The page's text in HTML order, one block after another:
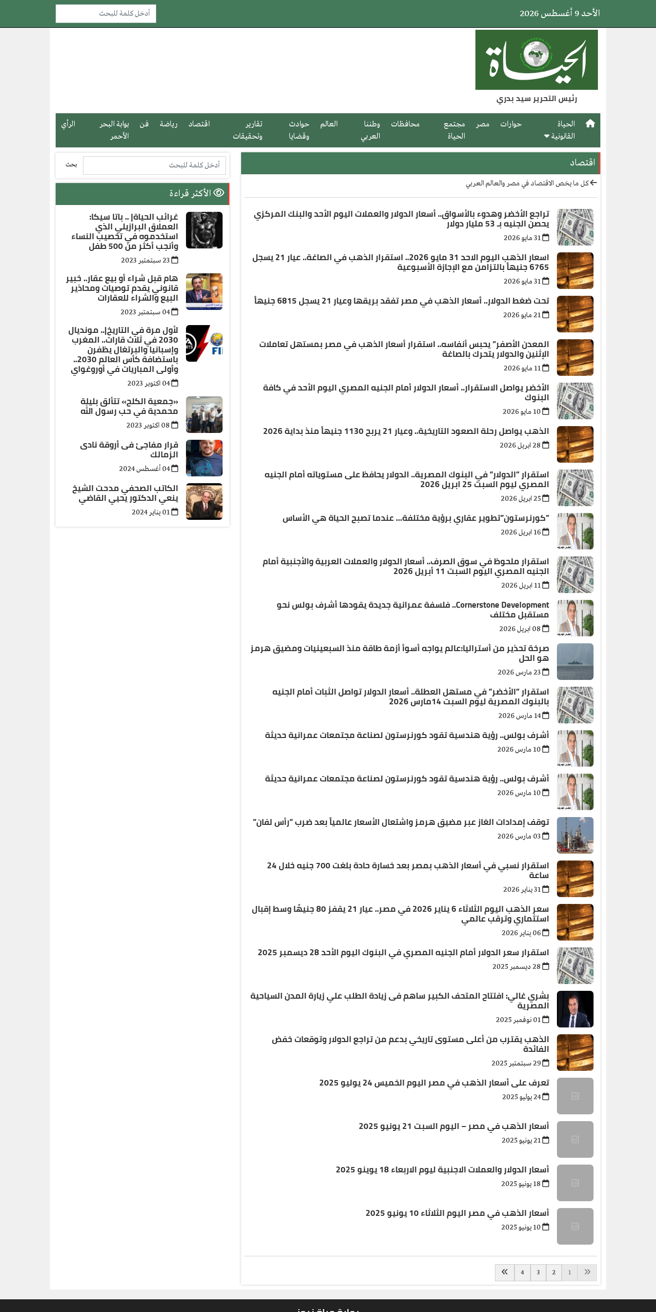
الأحد 9 أغسطس 2026
رئيس التحرير سيد بدري
الحياة
القانونية
حوارات مصر
مجتمع
الحياة
محافظات
وطننا
العربي
العالم
حوادث
وقضايا
تقارير
وتحقيقات
اقتصاد رياضة فن
بوابة البحر
الأحمر
الرأي
اقتصاد
كل ما يخص الاقتصاد في مصر والعالم العربي
تراجع الأخضر وهدوء بالأسواق.. أسعار الدولار والعملات اليوم الأحد والبنك المركزي
يحصن الجنيه بـ 53 مليار دولار
اسعار الذهب اليوم الاحد 31 مايو 2026.. استقرار الذهب في الصاغة.. عيار 21 يسجل
6765 جنيهاً بالتزامن مع الإجازة الأسبوعية
تحت ضغط الدولار.. أسعار الذهب في مصر تفقد بريقها وعيار 21 يسجل 6815 جنيهاً
المعدن الأصفر” يحبس أنفاسه.. استقرار أسعار الذهب في مصر بمستهل تعاملات
الإثنين والدولار يتحرك بالصاغة
الأخضر يواصل الاستقرار.. أسعار الدولار أمام الجنيه المصري اليوم الأحد في كافة
البنوك
الذهب يواصل رحلة الصعود التاريخية.. وعيار 21 يربح 1130 جنيهاً منذ بداية 2026
استقرار ”الدولار” في البنوك المصرية.. الدولار يحافظ على مستوياته أمام الجنيه
المصري ليوم السبت 25 ابريل 2026
”كورنرستون”تطوير عقاري برؤية مختلفة… عندما تصبح الحياة هي الأساس
استقرار ملحوظ في سوق الصرف.. أسعار الدولار والعملات العربية والأجنبية أمام
الجنيه المصري اليوم السبت 11 أبريل 2026
Cornerstone Development.. فلسفة عمرانية جديدة يقودها أشرف بولس نحو
مستقبل مختلف
صرخة تحذير من أستراليا:عالم يواجه أسوأ أزمة طاقة منذ السبعينيات ومضيق هرمز
هو الحل
استقرار ”الأخضر” في مستهل العطلة.. أسعار الدولار تواصل الثبات أمام الجنيه
بالبنوك المصرية ليوم السبت 14مارس 2026
أشرف بولس.. رؤية هندسية تقود كورنرستون لصناعة مجتمعات عمرانية حديثة
أشرف بولس.. رؤية هندسية تقود كورنرستون لصناعة مجتمعات عمرانية حديثة
توقف إمدادات الغاز عبر مضيق هرمز واشتعال الأسعار عالمياً بعد ضرب ”رأس لفان”
استقرار نسبي في أسعار الذهب بمصر بعد خسارة حادة بلغت 700 جنيه خلال 24
ساعة
سعر الذهب اليوم الثلاثاء 6 يناير 2026 في مصر.. عيار 21 يقفز 80 جنيهًا وسط إقبال
استثماري وترقب عالمي
استقرار سعر الدولار أمام الجنيه المصري في البنوك اليوم الأحد 28 ديسمبر 2025
بشري غالي: افتتاح المتحف الكبير ساهم فى زيادة الطلب علي زيارة المدن السياحية
المصرية
الذهب يقترب من أعلى مستوى تاريخي بدعم من تراجع الدولار وتوقعات خفض
الفائدة
تعرف على أسعار الذهب في مصر اليوم الخميس 24 يوليو 2025
أسعار الذهب في مصر – اليوم السبت 21 يونيو 2025
أسعار الدولار والعملات الاجنبية ليوم الاربعاء 18 يوينو 2025
أسعار الذهب في مصر اليوم الثلاثاء 10 يونيو 2025
1
2
3
4
بحث
الأكثر قراءة
غرائب الحياة| .. باتا سيكا:
العملاق البرازيلي الذي
استخدموه في تخصيب النساء
وأنجب أكثر من 500 طفل
هام قبل شراء أو بيع عقار.. خبير
قانوني يقدم توصيات ومحاذير
البيع والشراء للعقارات
لأول مرة في التاريخ|.. مونديال
2030 في ثلاث قارات.. المغرب
وإسبانيا والبرتغال يظفرن
باستضافة كأس العالم 2030..
وأولى المباريات في أوروغواي
«جمعية الكلح» تتألق بليلة
محمدية في حب رسول الله
قرار مفاجئ فى أروقة نادى
الزمالك
الكاتب الصحفي مدحت الشيخ
ينعي الدكتور يحيي القاضي